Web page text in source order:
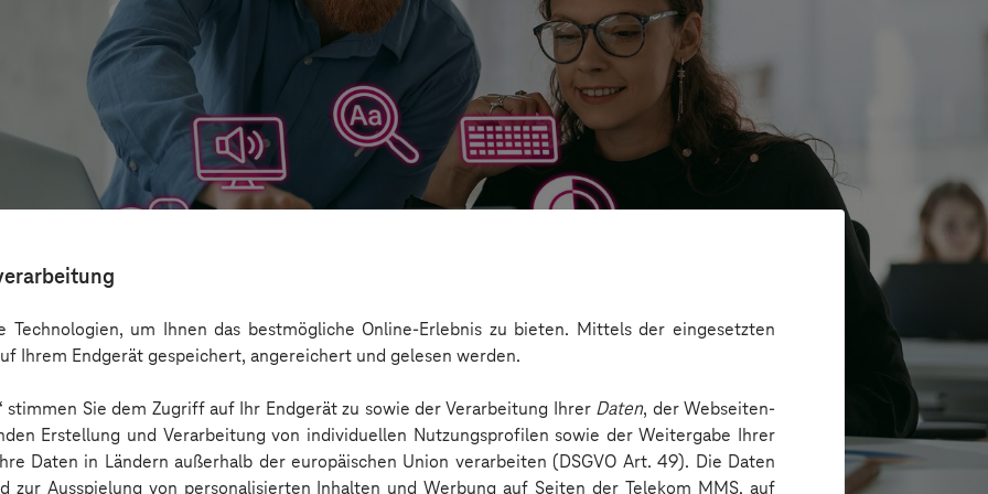
Technologien, um Ihnen das bestmögliche Online-Erlebnis zu bieten. Mittels der eingesetzten
Ihrem Endgerät gespeichert, angereichert und gelesen werden.
Sie dem Zugriff auf Ihr Endgerät zu sowie der Verarbeitung Ihrer Daten, der Webseiten-
Erstellung und Verarbeitung von individuellen Nutzungsprofilen sowie der Weitergabe Ihrer
Daten in Ländern außerhalb der europäischen Union verarbeiten (DSGVO Art. 49). Die Daten
zur Ausspielung von personalisierten Inhalten und Werbung auf Seiten der Telekom MMS, auf
nicht Barrierefreiheit ersetzen